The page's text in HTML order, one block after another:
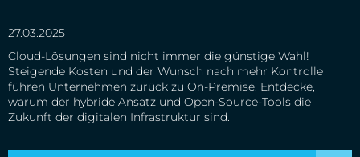
27.03.2025
Cloud-Lösungen sind nicht immer die günstige Wahl!
Steigende Kosten und der Wunsch nach mehr Kontrolle
führen Unternehmen zurück zu On-Premise. Entdecke,
warum der hybride Ansatz und Open-Source-Tools die
Zukunft der digitalen Infrastruktur sind.